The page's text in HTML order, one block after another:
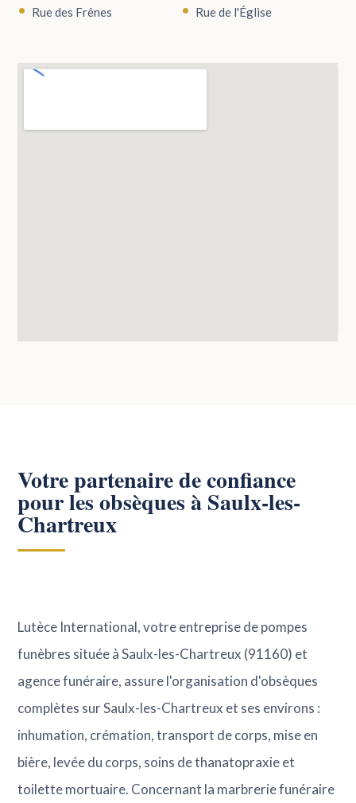
Rue des Frênes Rue de l'Église
Votre partenaire de confiance
pour les obsèques à Saulx-les-
Chartreux
Lutèce International, votre entreprise de pompes
funèbres située à Saulx-les-Chartreux (91160) et
agence funéraire, assure l'organisation d'obsèques
complètes sur Saulx-les-Chartreux et ses environs :
inhumation, crémation, transport de corps, mise en
bière, levée du corps, soins de thanatopraxie et
toilette mortuaire. Concernant la marbrerie funéraire